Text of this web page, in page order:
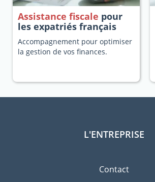
Assistance fiscale pour
les expatriés français
Accompagnement pour optimiser
la gestion de vos finances.
L'ENTREPRISE
Contact